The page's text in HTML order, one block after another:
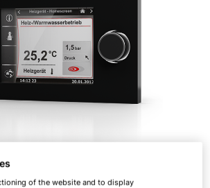
of the website and to display